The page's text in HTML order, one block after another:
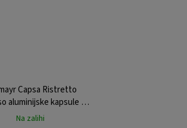
Capsa Ristretto
aluminijske kapsule 10
kom
Na zalihi